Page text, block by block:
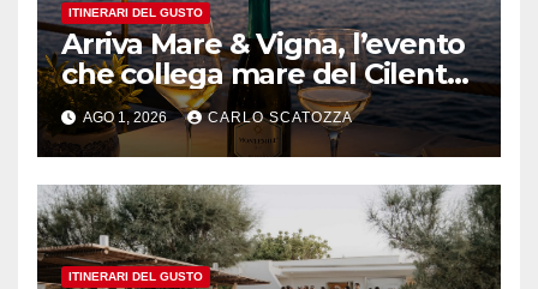
ITINERARI DEL GUSTO
Arriva Mare & Vigna, l’evento
che collega mare del Cilento
e vini irpini
AGO 1, 2026 CARLO SCATOZZA
ITINERARI DEL GUSTO